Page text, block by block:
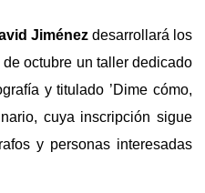
Jiménez desarrollará los
octubre un taller dedicado
y titulado ’Dime cómo,
cuya inscripción sigue
y personas interesadas